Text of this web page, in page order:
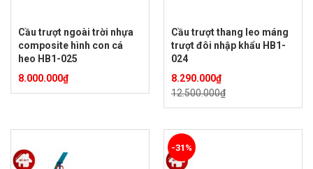
Cầu trượt ngoài trời nhựa
composite hình con cá
heo HB1-025
8.000.000₫
Cầu trượt thang leo máng
trượt đôi nhập khẩu HB1-
024
8.290.000₫
12.500.000₫
-31%